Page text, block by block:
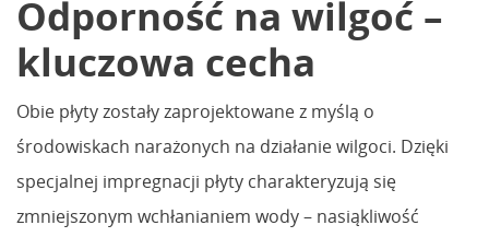
Odporność na wilgoć –
kluczowa cecha
Obie płyty zostały zaprojektowane z myślą o
środowiskach narażonych na działanie wilgoci. Dzięki
specjalnej impregnacji płyty charakteryzują się
zmniejszonym wchłanianiem wody – nasiąkliwość